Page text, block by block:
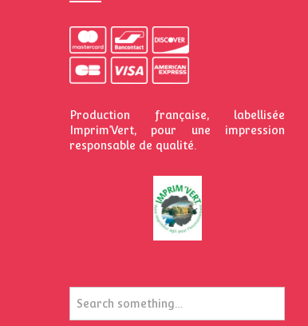
Production française, labellisée
Imprim’Vert, pour une impression
responsable de qualité.